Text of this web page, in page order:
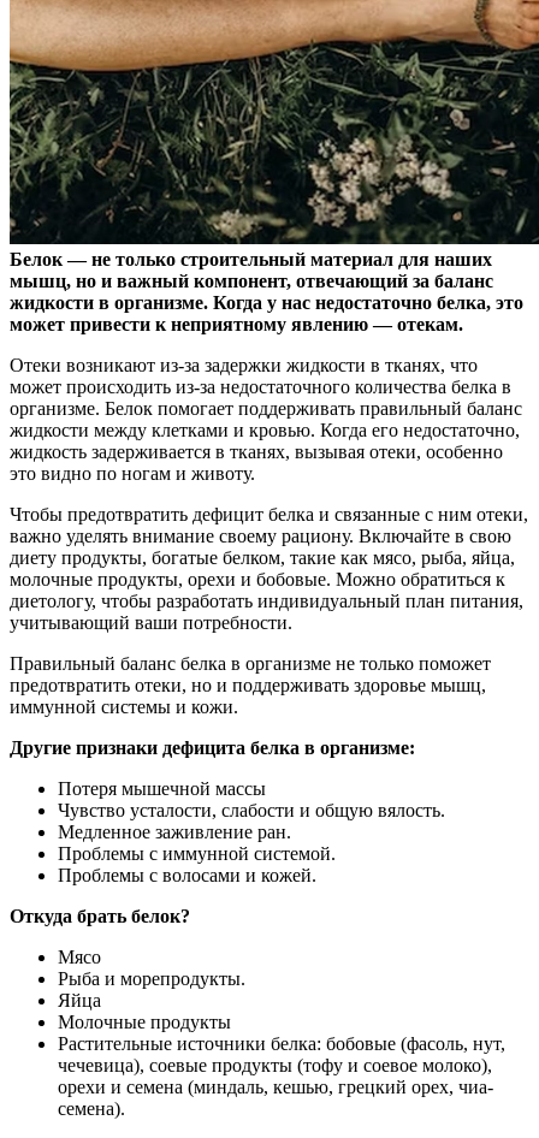
Белок — не только строительный материал для наших
мышц, но и важный компонент, отвечающий за баланс
жидкости в организме. Когда у нас недостаточно белка, это
может привести к неприятному явлению — отекам.
Отеки возникают из-за задержки жидкости в тканях, что
может происходить из-за недостаточного количества белка в
организме. Белок помогает поддерживать правильный баланс
жидкости между клетками и кровью. Когда его недостаточно,
жидкость задерживается в тканях, вызывая отеки, особенно
это видно по ногам и животу.
Чтобы предотвратить дефицит белка и связанные с ним отеки,
важно уделять внимание своему рациону. Включайте в свою
диету продукты, богатые белком, такие как мясо, рыба, яйца,
молочные продукты, орехи и бобовые. Можно обратиться к
диетологу, чтобы разработать индивидуальный план питания,
учитывающий ваши потребности.
Правильный баланс белка в организме не только поможет
предотвратить отеки, но и поддерживать здоровье мышц,
иммунной системы и кожи.
Другие признаки дефицита белка в организме:
Потеря мышечной массы
Чувство усталости, слабости и общую вялость.
Медленное заживление ран.
Проблемы с иммунной системой.
Проблемы с волосами и кожей.
Откуда брать белок?
Мясо
Рыба и морепродукты.
Яйца
Молочные продукты
Растительные источники белка: бобовые (фасоль, нут,
чечевица), соевые продукты (тофу и соевое молоко),
орехи и семена (миндаль, кешью, грецкий орех, чиа-
семена).